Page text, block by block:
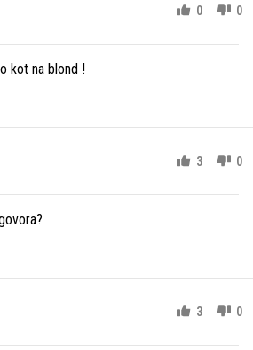
0 0
kot na blond !
3 0
3 0